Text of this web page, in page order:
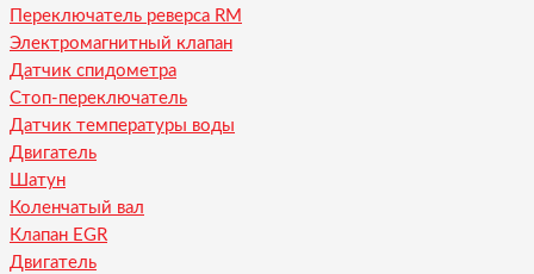
Переключатель реверса RM
Электромагнитный клапан
Датчик спидометра
Стоп-переключатель
Датчик температуры воды
Двигатель
Шатун
Коленчатый вал
Клапан EGR
Двигатель